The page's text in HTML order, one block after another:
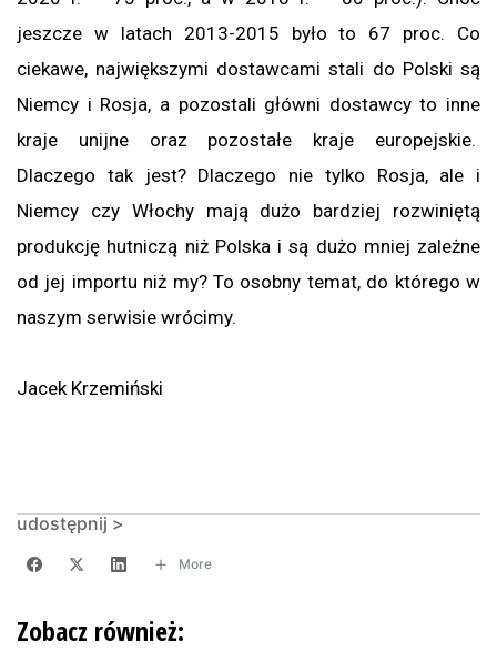
jeszcze w latach 2013-2015 było to 67 proc. Co
ciekawe, największymi dostawcami stali do Polski są
Niemcy i Rosja, a pozostali główni dostawcy to inne
kraje unijne oraz pozostałe kraje europejskie.
Dlaczego tak jest? Dlaczego nie tylko Rosja, ale i
Niemcy czy Włochy mają dużo bardziej rozwiniętą
produkcję hutniczą niż Polska i są dużo mniej zależne
od jej importu niż my? To osobny temat, do którego w
naszym serwisie wrócimy.
Jacek Krzemiński
udostępnij >
More
Zobacz również: